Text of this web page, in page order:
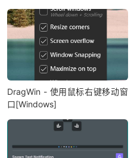
DragWin - 使用鼠标右键移动窗
口[Windows]